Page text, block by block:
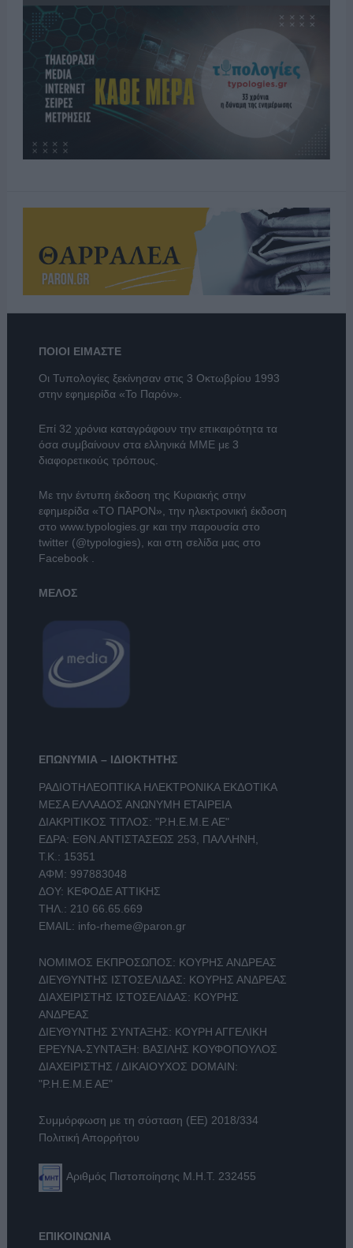
ΠΟΙΟΙ ΕΙΜΑΣΤΕ
Οι Τυπολογίες ξεκίνησαν στις 3 Οκτωβρίου 1993
στην εφημερίδα «Το Παρόν».
Επί 32 χρόνια καταγράφουν την επικαιρότητα τα
όσα συμβαίνουν στα ελληνικά ΜΜΕ με 3
διαφορετικούς τρόπους.
Με την έντυπη έκδοση της Κυριακής στην
εφημερίδα «ΤΟ ΠΑΡΟΝ» , την ηλεκτρονική έκδοση
στο www.typologies.grκαι την παρουσία στο
twitter (@typologies) , και στη σελίδα μας στο
Facebook
ΜΕΛΟΣ
ΕΠΩΝΥΜΙΑ – ΙΔΙΟΚΤΗΤΗΣ
ΡΑΔΙΟΤΗΛΕΟΠΤΙΚΑ ΗΛΕΚΤΡΟΝΙΚΑ ΕΚΔΟΤΙΚΑ
ΜΕΣΑ ΕΛΛΑΔΟΣ ΑΝΩΝΥΜΗ ΕΤΑΙΡΕΙΑ
ΔΙΑΚΡΙΤΙΚΟΣ ΤΙΤΛΟΣ: "Ρ.Η.Ε.Μ.Ε ΑΕ"
ΕΔΡΑ: ΕΘΝ.ΑΝΤΙΣΤΑΣΕΩΣ 253, ΠΑΛΛΗΝΗ,
Τ.Κ.: 15351
ΑΦΜ: 997883048
ΔΟΥ: ΚΕΦΟΔΕ ΑΤΤΙΚΗΣ
ΤΗΛ.: 210 66.65.669
EMAIL: info-rheme@paron.gr
ΝΟΜΙΜΟΣ ΕΚΠΡΟΣΩΠΟΣ: ΚΟΥΡΗΣ ΑΝΔΡΕΑΣ
ΔΙΕΥΘΥΝΤΗΣ ΙΣΤΟΣΕΛΙΔΑΣ: ΚΟΥΡΗΣ ΑΝΔΡΕΑΣ
ΔΙΑΧΕΙΡΙΣΤΗΣ ΙΣΤΟΣΕΛΙΔΑΣ: ΚΟΥΡΗΣ
ΑΝΔΡΕΑΣ
ΔΙΕΥΘΥΝΤΗΣ ΣΥΝΤΑΞΗΣ: ΚΟΥΡΗ ΑΓΓΕΛΙΚΗ
ΕΡΕΥΝΑ-ΣΥΝΤΑΞΗ: ΒΑΣΙΛΗΣ ΚΟΥΦΟΠΟΥΛΟΣ
ΔΙΑΧΕΙΡΙΣΤΗΣ / ΔΙΚΑΙΟΥΧΟΣ DOMAIN:
"Ρ.Η.Ε.Μ.Ε ΑΕ"
Συμμόρφωση με τη σύσταση (ΕΕ) 2018/334
Πολιτική Απορρήτου
Αριθμός Πιστοποίησης Μ.Η.Τ. 232455
ΕΠΙΚΟΙΝΩΝΙΑ